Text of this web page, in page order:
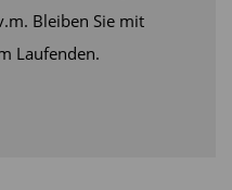
Bleiben Sie mit
Laufenden.